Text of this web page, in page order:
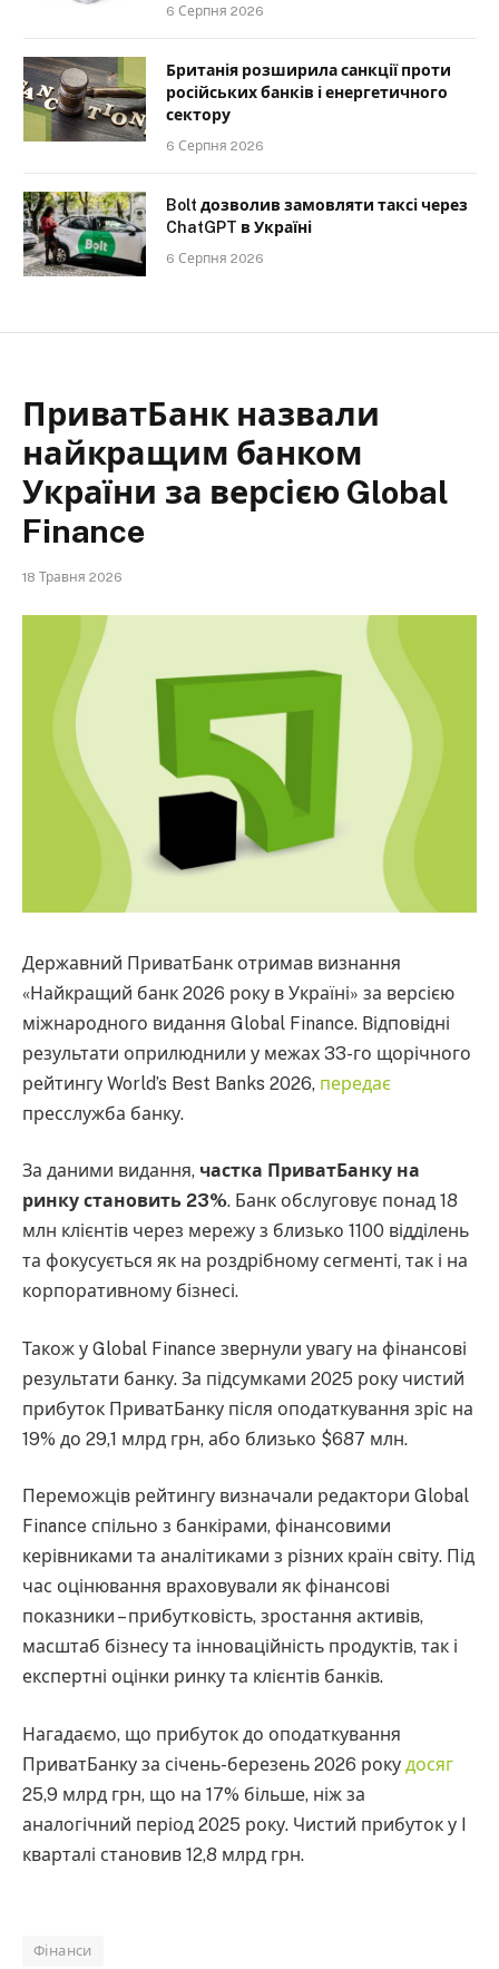
6 Серпня 2026
Британія розширила санкції проти
російських банків і енергетичного
сектору
6 Серпня 2026
Bolt дозволив замовляти таксі через
ChatGPT в Україні
6 Серпня 2026
ПриватБанк назвали
найкращим банком
України за версією Global
Finance
18 Травня 2026
Державний ПриватБанк отримав визнання
«Найкращий банк 2026 року в Україні» за версією
міжнародного видання Global Finance. Відповідні
результати оприлюднили у межах 33-го щорічного
рейтингу World’s Best Banks 2026, передає
пресслужба банку.
За даними видання, частка ПриватБанку на
ринку становить 23%. Банк обслуговує понад 18
млн клієнтів через мережу з близько 1100 відділень
та фокусується як на роздрібному сегменті, так і на
корпоративному бізнесі.
Також у Global Finance звернули увагу на фінансові
результати банку. За підсумками 2025 року чистий
прибуток ПриватБанку після оподаткування зріс на
19% до 29,1 млрд грн, або близько $687 млн.
Переможців рейтингу визначали редактори Global
Finance спільно з банкірами, фінансовими
керівниками та аналітиками з різних країн світу. Під
час оцінювання враховували як фінансові
показники – прибутковість, зростання активів,
масштаб бізнесу та інноваційність продуктів, так і
експертні оцінки ринку та клієнтів банків.
Нагадаємо, що прибуток до оподаткування
ПриватБанку за січень-березень 2026 року досяг
25,9 млрд грн, що на 17% більше, ніж за
аналогічний період 2025 року. Чистий прибуток у I
кварталі становив 12,8 млрд грн.
Фінанси